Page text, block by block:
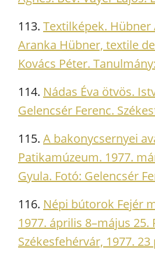
113. Textilképek.
Aranka Hübner, textile
Kovács Péter.
114. Nádas Éva ötvös.
Gelencsér Ferenc.
115. A bakonycsernyei
Patikamúzeum. 1977.
Gyula. Fotó: Gelencsér
116. Népi bútorok Fejér
1977. április 8–május 25.
Székesfehérvár, 1977. 23